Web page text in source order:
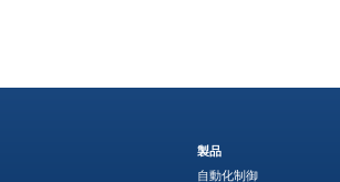
製品
自動化制御